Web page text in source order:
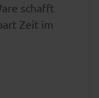
schafft
Zeit im